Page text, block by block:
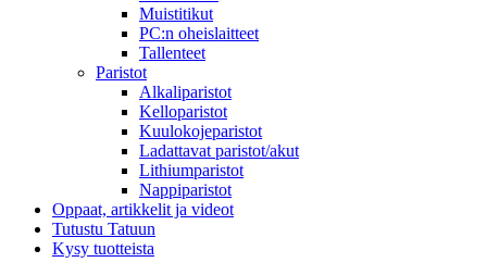
Muistitikut
PC:n oheislaitteet
Tallenteet
Paristot
Alkaliparistot
Kelloparistot
Kuulokojeparistot
Ladattavat paristot/akut
Lithiumparistot
Nappiparistot
Oppaat, artikkelit ja videot
Tutustu Tatuun
Kysy tuotteista